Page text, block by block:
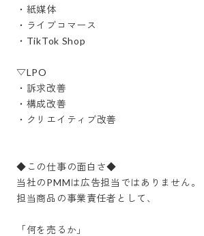
・紙媒体
・ライブコマース
・TikTok Shop
▽LPO
・訴求改善
・構成改善
・クリエイティブ改善
◆この仕事の面白さ◆
当社のPMMは広告担当ではありません。
担当商品の事業責任者として、
「何を売るか」